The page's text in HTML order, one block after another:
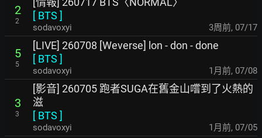
2
2
[ BTS ]
sodavoxyi 3周前, 07/17
5
5
[LIVE] 260708 [Weverse] lon - don - done
[ BTS ]
sodavoxyi 1月前, 07/08
3
3
[影音] 260705 跑者SUGA在舊金山嚐到了火熱的
滋
[ BTS ]
sodavoxyi 1月前, 07/05